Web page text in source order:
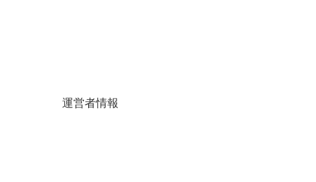
運営者情報